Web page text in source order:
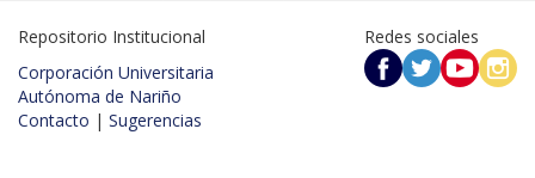
Repositorio Institucional
Corporación Universitaria
Autónoma de Nariño
Contacto | Sugerencias
Redes sociales